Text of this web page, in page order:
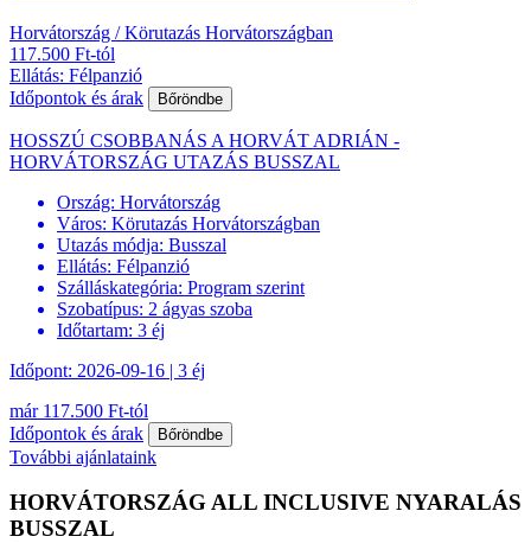
Horvátország / Körutazás Horvátországban
117.500 Ft-tól
Ellátás: Félpanzió
Időpontok és árak
Bőröndbe
HOSSZÚ CSOBBANÁS A HORVÁT ADRIÁN -
HORVÁTORSZÁG UTAZÁS BUSSZAL
Ország: Horvátország
Város: Körutazás Horvátországban
Utazás módja: Busszal
Ellátás: Félpanzió
Szálláskategória: Program szerint
Szobatípus: 2 ágyas szoba
Időtartam: 3 éj
Időpont: 2026-09-16 | 3 éj
már 117.500 Ft-tól
Időpontok és árak
Bőröndbe
További ajánlataink
HORVÁTORSZÁG ALL INCLUSIVE NYARALÁS
BUSSZAL